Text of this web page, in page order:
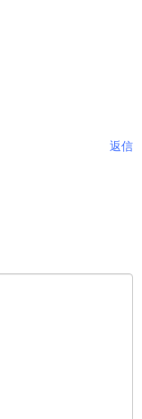
返信